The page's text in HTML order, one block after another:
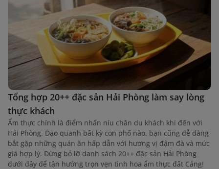
Tổng hợp 20++ đặc sản Hải Phòng làm say lòng
thực khách
Ẩm thực chính là điểm nhấn níu chân du khách khi đến với
Hải Phòng. Dạo quanh bất kỳ con phố nào, bạn cũng dễ dàng
bắt gặp những quán ăn hấp dẫn với hương vị đậm đà và mức
giá hợp lý. Đừng bỏ lỡ danh sách 20++ đặc sản Hải Phòng
dưới đây để tận hưởng trọn vẹn tinh hoa ẩm thực đất Cảng!